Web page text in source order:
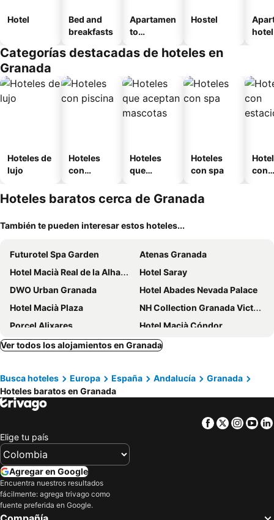
Hotel
Bed and
breakfasts
Apartamen
to
o
Hostel
hotel
Categorías destacadas de hoteles en
Granada
Hoteles de
lujo
Hoteles
con
Hoteles
que
mascotas
Hoteles
con spa
con
Hoteles baratos cerca de Granada
También te pueden interesar estos hoteles...
Futurotel Spa Garden
Atenas Granada
Hotel Macià Real de la Alhambra
Hotel Saray
DWO Urban Granada
Hotel Abades Nevada Palace
Hotel Macià Plaza
NH Collection Granada Victoria
Porcel Alixares
Hotel Macià Cóndor
Hotel Las Terrazas & Suite
Porcel Sabica
Gran Hotel Luna de Granada
Checkin Camino de Granada
Meliá Granada
B&B HOTEL Granada Estación
Eurostars Gran Via
Hotel Anacapri
Hotel Macià Monasterio de los Basilios
Hotel Macià Granada Five Senses Rooms & Suites
Hospes Palacio de los Patos
Hotel Los Angeles Granada
Sercotel Palacio de los Gamboa
Ver todos los alojamientos en Granada
Busca hoteles Europa España Andalucía
Granada
Hoteles baratos en Granada
Facebook
Twitter
Elige tu país
Agregar en Google
Encuentra nuestros resultados
fácilmente: agrega trivago como
fuente preferida en Google.